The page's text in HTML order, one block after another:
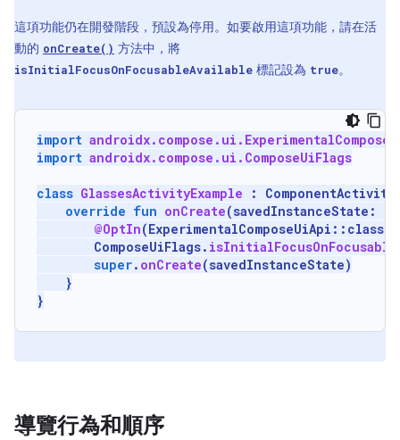
這項功能仍在開發階段，預設為停用。如要啟用這項功能，請在活
動的 onCreate() 方法中，將
isInitialFocusOnFocusableAvailable 標記設為 true。
import
import androidx.compose.ui.ComposeUiFlags
class GlassesActivityExample : ComponentActivity
override fun onCreate(savedInstanceState :
@OptIn(ExperimentalComposeUiApi :: class
ComposeUiFlags.
super. onCreate(savedInstanceState)
}
}
導覽行為和順序